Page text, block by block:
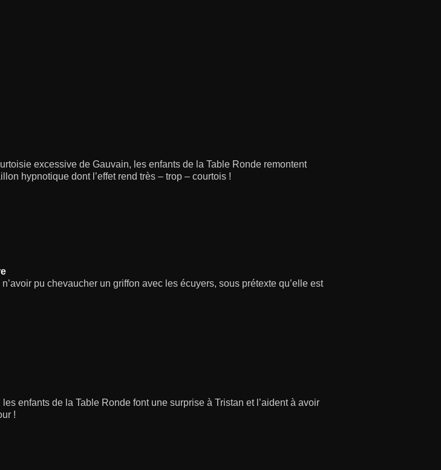
excessive de Gauvain, les enfants de la Table Ronde remontent
hypnotique dont l’effet rend très – trop – courtois !
pu chevaucher un griffon avec les écuyers, sous prétexte qu’elle est
enfants de la Table Ronde font une surprise à Tristan et l’aident à avoir
!